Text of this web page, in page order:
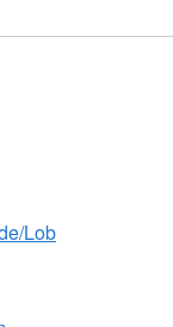
Lob